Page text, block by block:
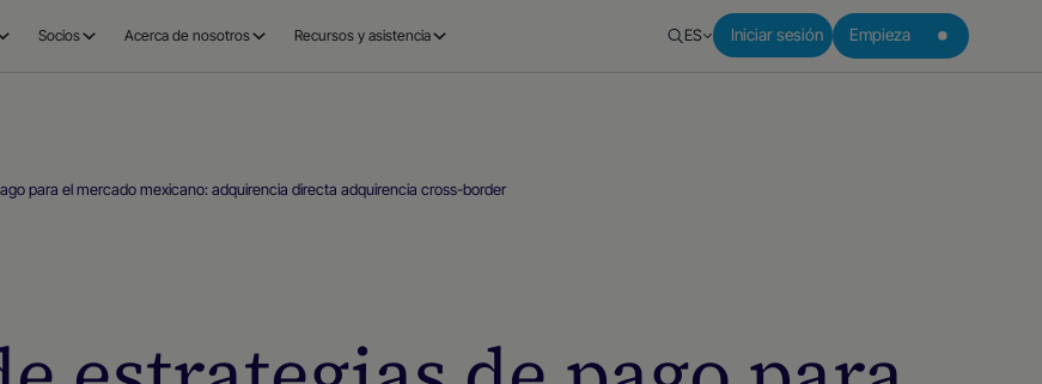
Socios Acerca de nosotros Recursos y asistencia ES Iniciar sesión Empieza
para el mercado mexicano: adquirencia directa adquirencia cross-border